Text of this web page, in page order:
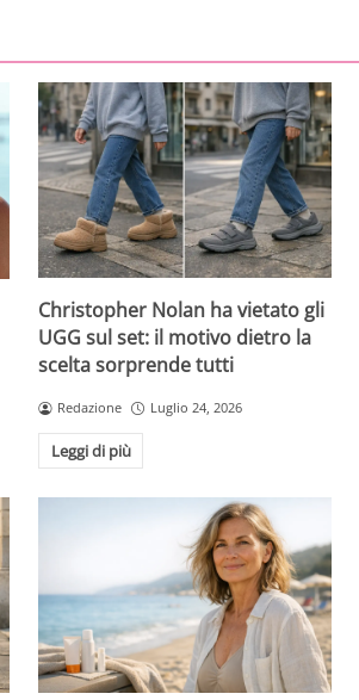
Christopher Nolan ha vietato gli
UGG sul set: il motivo dietro la
scelta sorprende tutti
Redazione Luglio 24, 2026
Leggi di più